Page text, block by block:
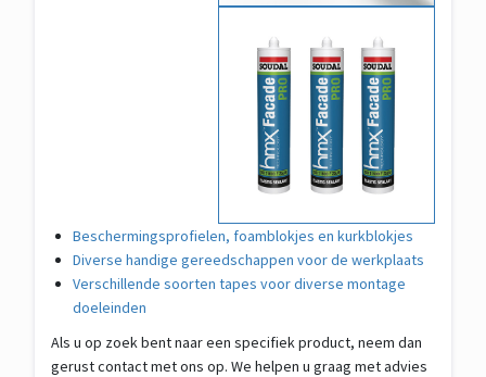
Beschermingsprofielen, foamblokjes en kurkblokjes
Diverse handige gereedschappen voor de werkplaats
Verschillende soorten tapes voor diverse montage
doeleinden
Als u op zoek bent naar een specifiek product, neem dan
gerust contact met ons op. We helpen u graag met advies